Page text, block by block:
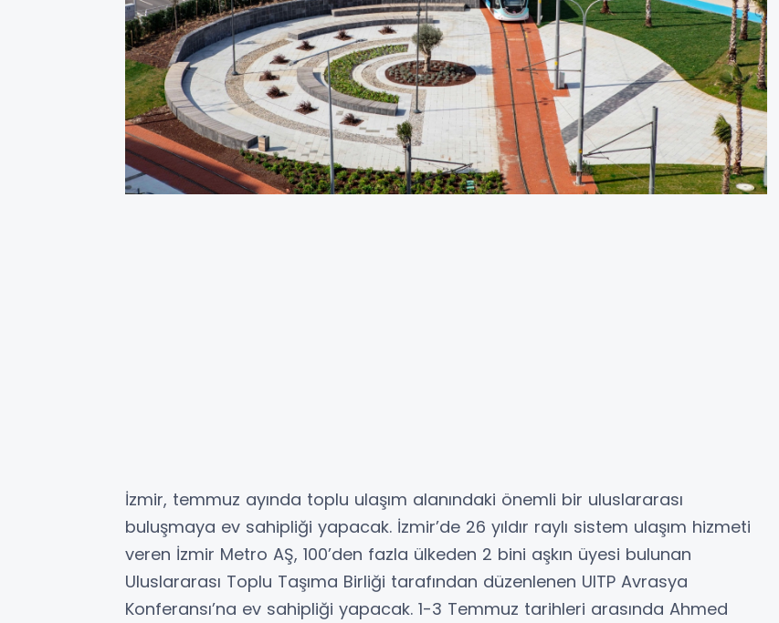
İzmir, temmuz ayında toplu ulaşım alanındaki önemli bir uluslararası
buluşmaya ev sahipliği yapacak. İzmir’de 26 yıldır raylı sistem ulaşım hizmeti
veren İzmir Metro AŞ, 100’den fazla ülkeden 2 bini aşkın üyesi bulunan
Uluslararası Toplu Taşıma Birliği tarafından düzenlenen UITP Avrasya
Konferansı’na ev sahipliği yapacak. 1-3 Temmuz tarihleri arasında Ahmed